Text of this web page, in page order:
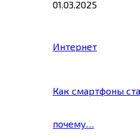
01.03.2025
Интернет
Как смартфоны
почему…